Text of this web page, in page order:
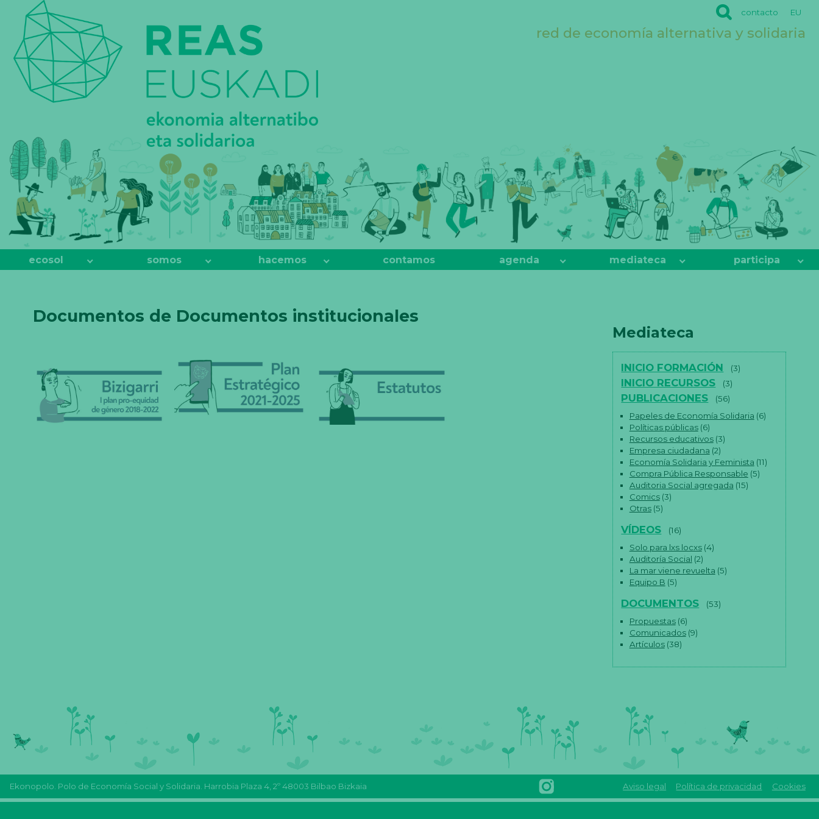
REAS
EUSKADI
contacto EU
red de economía alternativa y solidaria
ecosol somos hacemos contamos agenda mediateca participa
Documentos de Documentos institucionales
Mediateca
INICIO FORMACIÓN (3)
INICIO RECURSOS (3)
PUBLICACIONES
(56)
Papeles de Economía Solidaria (6)
Políticas públicas(6)
Recursos educativos(3)
Empresa ciudadana (2)
Economía Solidaria y Feminista (11)
Compra Pública Responsable (5)
Auditoria Social agregada (15)
Comics(3)
Otras(5)
VÍDEOS
(16)
Solo para lxs locxs(4)
Auditoría Social (2)
La mar viene revuelta (5)
Equipo B (5)
DOCUMENTOS
(53)
Propuestas(6)
Comunicados(9)
Artículos(38)
Ekonopolo. Polo de Economía Social y Solidaria. Harrobia Plaza 4, 2º 48003 Bilbao Bizkaia
Euskadi Reas
Euskadi Reas
INSTAGRAM
REAS
euskadi
Aviso legal Política de privacidad Cookies